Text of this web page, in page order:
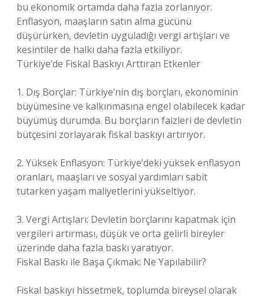
bu ekonomik ortamda daha fazla zorlanıyor.
Enflasyon, maaşların satın alma gücünü
düşürürken, devletin uyguladığı vergi artışları ve
kesintiler de halkı daha fazla etkiliyor.
Türkiye’de Fiskal Baskıyı Arttıran Etkenler
1. Dış Borçlar: Türkiye’nin dış borçları, ekonominin
büyümesine ve kalkınmasına engel olabilecek kadar
büyümüş durumda. Bu borçların faizleri de devletin
bütçesini zorlayarak fiskal baskıyı artırıyor.
2. Yüksek Enflasyon: Türkiye’deki yüksek enflasyon
oranları, maaşları ve sosyal yardımları sabit
tutarken yaşam maliyetlerini yükseltiyor.
3. Vergi Artışları: Devletin borçlarını kapatmak için
vergileri artırması, düşük ve orta gelirli bireyler
üzerinde daha fazla baskı yaratıyor.
Fiskal Baskı ile Başa Çıkmak: Ne Yapılabilir?
Fiskal baskıyı hissetmek, toplumda bireysel olarak